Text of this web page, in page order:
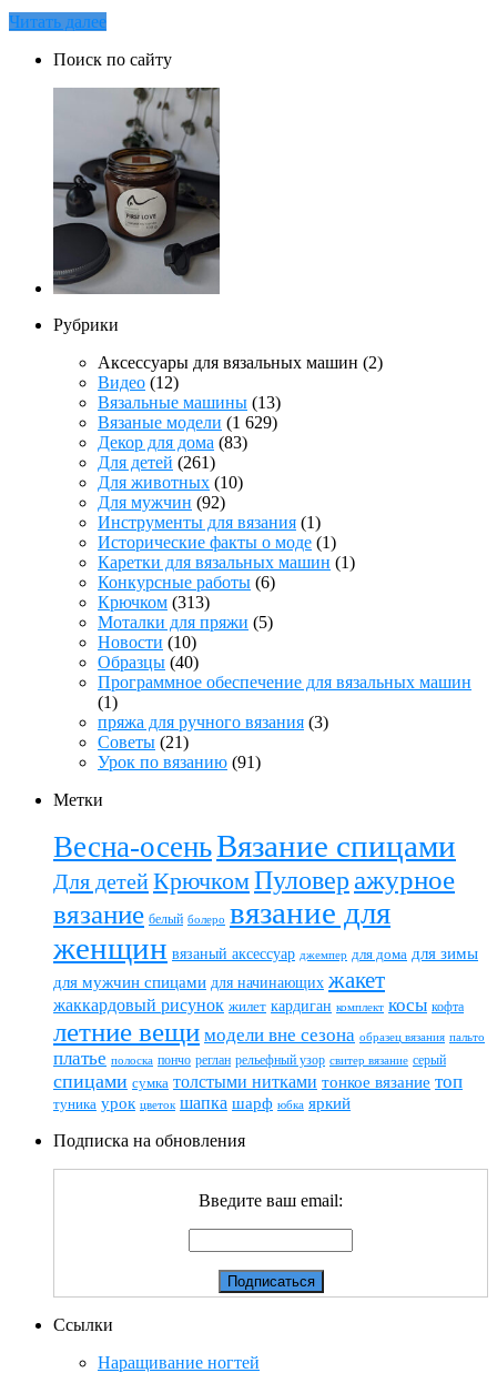
Читать далее
Поиск по сайту
Рубрики
Аксессуары для вязальных машин (2)
Видео (12)
Вязальные машины (13)
Вязаные модели (1 629)
Декор для дома (83)
Для детей (261)
Для животных (10)
Для мужчин (92)
Инструменты для вязания (1)
Исторические факты о моде (1)
Каретки для вязальных машин (1)
Конкурсные работы (6)
Крючком (313)
Моталки для пряжи (5)
Новости (10)
Образцы (40)
Программное обеспечение для вязальных машин
(1)
пряжа для ручного вязания (3)
Советы (21)
Урок по вязанию (91)
Метки
Весна-осеньВязание спицами
Для детейКрючкомПуловер ажурное
вязание белый болеро вязание для
женщин вязаный аксессуар джемпер для дома для зимы
для мужчин спицами для начинающих жакет
жаккардовый рисунок жилет кардиган комплект косы кофта
летние вещи модели вне сезона образец вязания пальто
платье полоска пончо реглан рельефный узор свитер вязание серый
спицами сумка толстыми нитками тонкое вязание топ
туника урок цветок шапка шарф юбка яркий
Подписка на обновления
Введите ваш email:
Ссылки
Наращивание ногтей